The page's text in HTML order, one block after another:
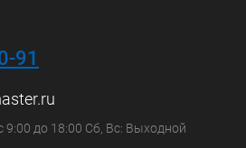
91
до 18:00 Сб, Вс: Выходной